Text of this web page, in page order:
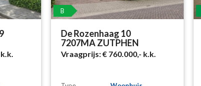
k.k.
B
De Rozenhaag 10
7207MA ZUTPHEN
Vraagprijs:€ 760.000,- k.k.